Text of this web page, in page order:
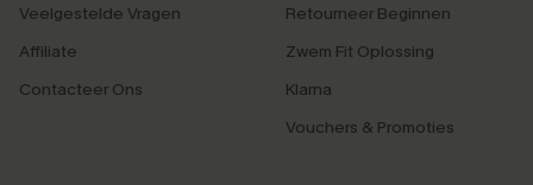
Veelgestelde Vragen
Affiliate
Contacteer Ons
Retourneer Beginnen
Zwem Fit Oplossing
Klarna
Vouchers & Promoties